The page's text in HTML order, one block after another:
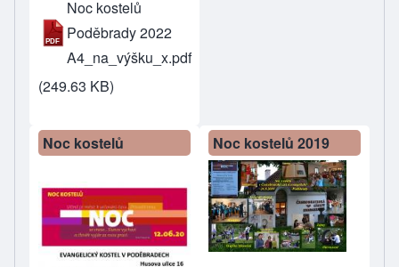
Noc kostelů
Poděbrady 2022
A4_na_výšku_x.pdf
(249.63 KB)
Noc kostelů Noc kostelů 2019